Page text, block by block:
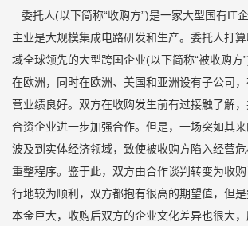
委托人(以下简称“收购方”)是一家大型国有IT
主业是大规模集成电路研发和生产。委托人打
域全球领先的大型跨国企业(以下简称“被收购方
在欧洲，同时在欧洲、美国和亚洲设有子公司
营业绩良好。双方在收购发生前有过接触了解
合资企业进一步加强合作。但是，一场突如其
波及到实体经济领域，致使被收购方陷入经营
重整程序。鉴于此，双方由合作谈判转变为收
行地较为顺利，双方都抱有很高的期望值，但
本金巨大，收购后双方的企业文化差异也很大